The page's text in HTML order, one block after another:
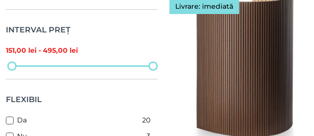
INTERVAL PREȚ
151,00 lei - 495,00 lei
FLEXIBIL
Da
20
Livrare: imediată